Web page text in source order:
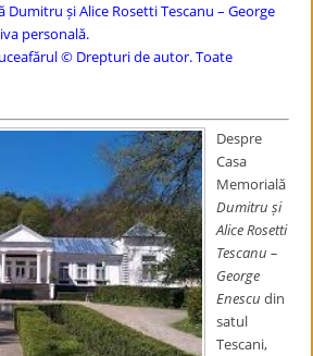
și Alice Rosetti Tescanu – George
personală.
© Drepturi de autor. Toate
Despre
Casa
Memorială
Dumitru și
Alice Rosetti
Tescanu –
George
Enescu din
satul
Tescani,